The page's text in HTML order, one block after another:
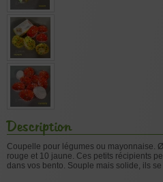
Description
Coupelle pour légumes ou mayonnaise.
rouge et 10 jaune. Ces petits récipients
dans vos bento. Souple mais solide, ils